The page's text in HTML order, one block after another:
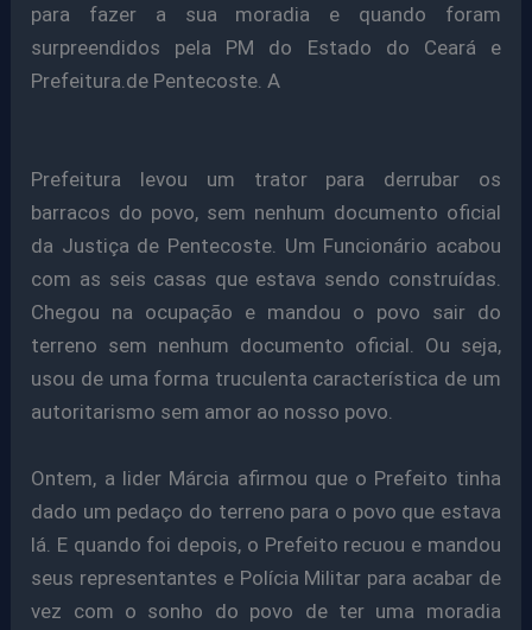
para fazer a sua moradia e quando foram
surpreendidos pela PM do Estado do Ceará e
Prefeitura.de Pentecoste. A
Prefeitura levou um trator para derrubar os
barracos do povo, sem nenhum documento oficial
da Justiça de Pentecoste. Um Funcionário acabou
com as seis casas que estava sendo construídas.
Chegou na ocupação e mandou o povo sair do
terreno sem nenhum documento oficial. Ou seja,
usou de uma forma truculenta característica de um
autoritarismo sem amor ao nosso povo.
Ontem, a lider Márcia afirmou que o Prefeito tinha
dado um pedaço do terreno para o povo que estava
lá. E quando foi depois, o Prefeito recuou e mandou
seus representantes e Polícia Militar para acabar de
vez com o sonho do povo de ter uma moradia